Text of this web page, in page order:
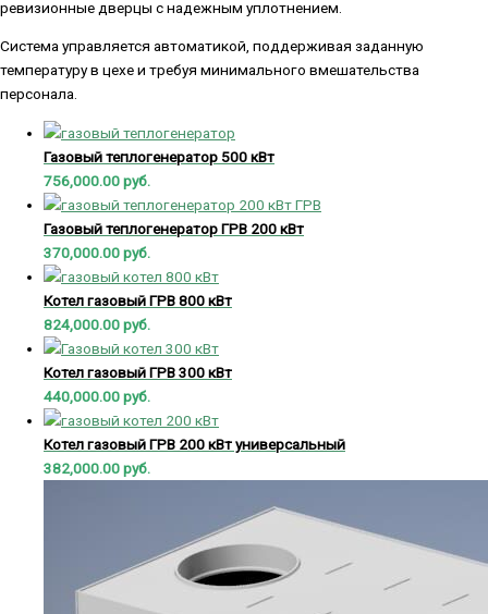
ревизионные дверцы с надежным уплотнением.
Система управляется автоматикой, поддерживая заданную
температуру в цехе и требуя минимального вмешательства
персонала.
Газовый теплогенератор 500 кВт
756,000.00руб.
Газовый теплогенератор ГРВ 200 кВт
370,000.00руб.
Котел газовый ГРВ 800 кВт
824,000.00руб.
Котел газовый ГРВ 300 кВт
440,000.00руб.
Котел газовый ГРВ 200 кВт универсальный
382,000.00руб.